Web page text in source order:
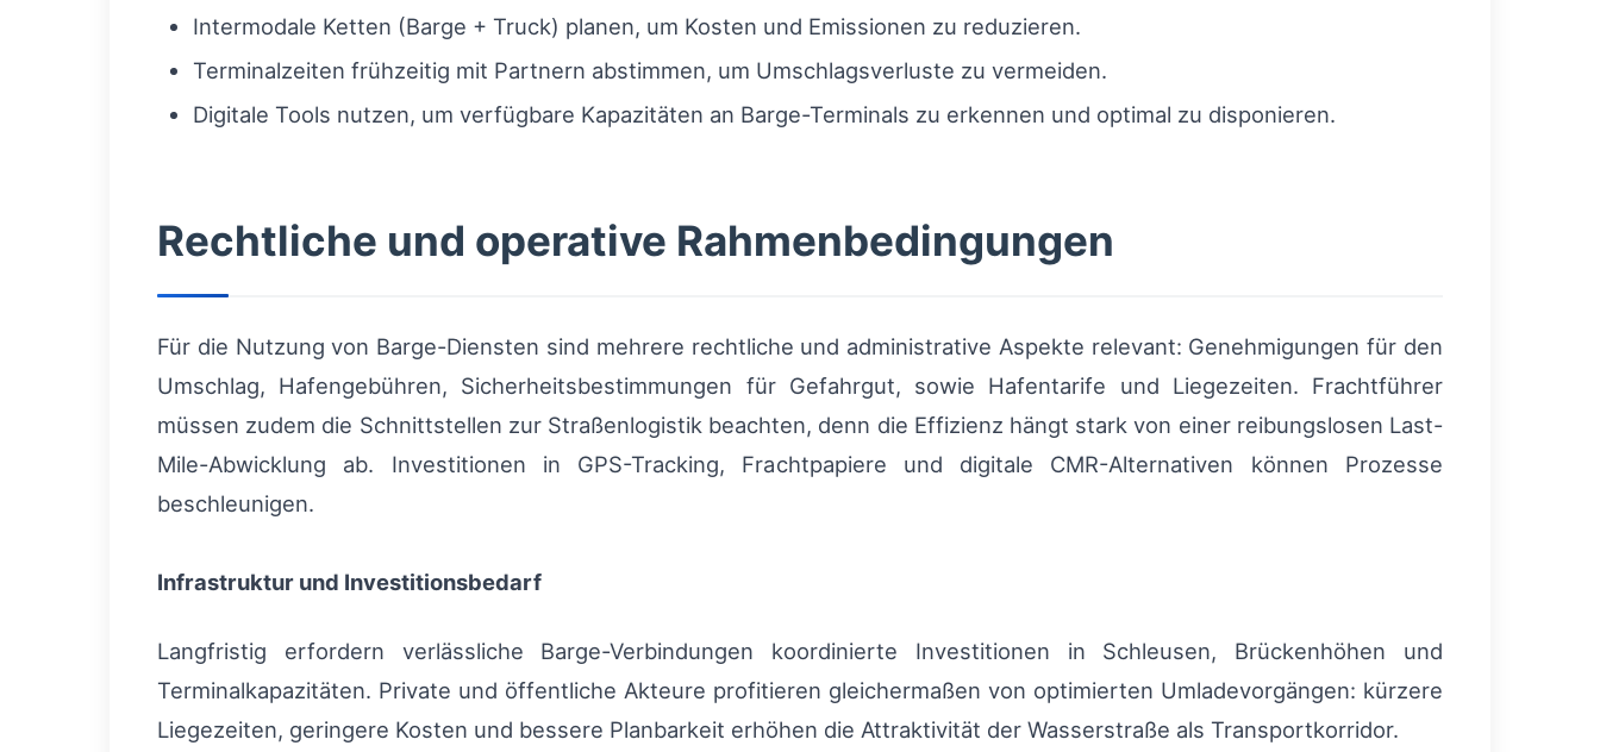
Intermodale Ketten (Barge + Truck) planen, um Kosten und Emissionen zu reduzieren.
Terminalzeiten frühzeitig mit Partnern abstimmen, um Umschlagsverluste zu vermeiden.
Digitale Tools nutzen, um verfügbare Kapazitäten an Barge-Terminals zu erkennen und optimal zu disponieren.
Rechtliche und operative Rahmenbedingungen
Für die Nutzung von Barge-Diensten sind mehrere rechtliche und administrative Aspekte relevant: Genehmigungen für den
Umschlag, Hafengebühren, Sicherheitsbestimmungen für Gefahrgut, sowie Hafentarife und Liegezeiten. Frachtführer
müssen zudem die Schnittstellen zur Straßenlogistik beachten, denn die Effizienz hängt stark von einer reibungslosen Last-
Mile-Abwicklung ab. Investitionen in GPS-Tracking, Frachtpapiere und digitale CMR-Alternativen können Prozesse
beschleunigen.
Infrastruktur und Investitionsbedarf
Langfristig erfordern verlässliche Barge-Verbindungen koordinierte Investitionen in Schleusen, Brückenhöhen und
Terminalkapazitäten. Private und öffentliche Akteure profitieren gleichermaßen von optimierten Umladevorgängen: kürzere
Liegezeiten, geringere Kosten und bessere Planbarkeit erhöhen die Attraktivität der Wasserstraße als Transportkorridor.